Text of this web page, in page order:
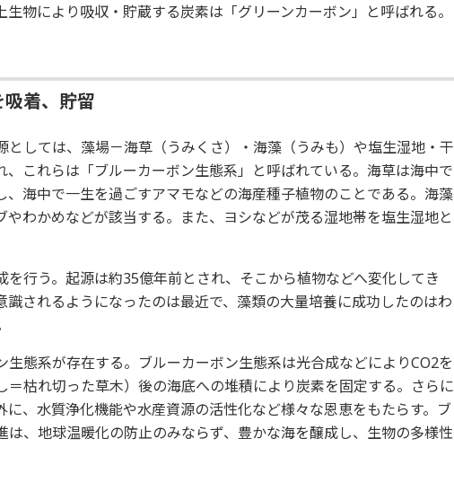
物により吸収・貯蔵する炭素は「グリーンカーボン」と呼ばれる。
着、貯留
としては、藻場－海草（うみくさ）・海藻（うみも）や塩生湿地・干
、これらは「ブルーカーボン生態系」と呼ばれている。海草は海中で
、海中で一生を過ごすアマモなどの海産種子植物のことである。海藻
やわかめなどが該当する。また、ヨシなどが茂る湿地帯を塩生湿地と
を行う。起源は約35億年前とされ、そこから植物などへ変化してき
識されるようになったのは最近で、藻類の大量培養に成功したのはわ
生態系が存在する。ブルーカーボン生態系は光合成などによりCO2を
＝枯れ切った草木）後の海底への堆積により炭素を固定する。さらに
に、水質浄化機能や水産資源の活性化など様々な恩恵をもたらす。ブ
は、地球温暖化の防止のみならず、豊かな海を醸成し、生物の多様性